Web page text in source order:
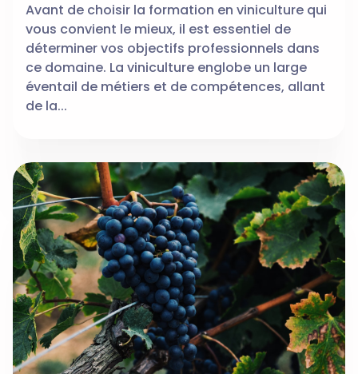
Avant de choisir la formation en viniculture qui
vous convient le mieux, il est essentiel de
déterminer vos objectifs professionnels dans
ce domaine. La viniculture englobe un large
éventail de métiers et de compétences, allant
de la...